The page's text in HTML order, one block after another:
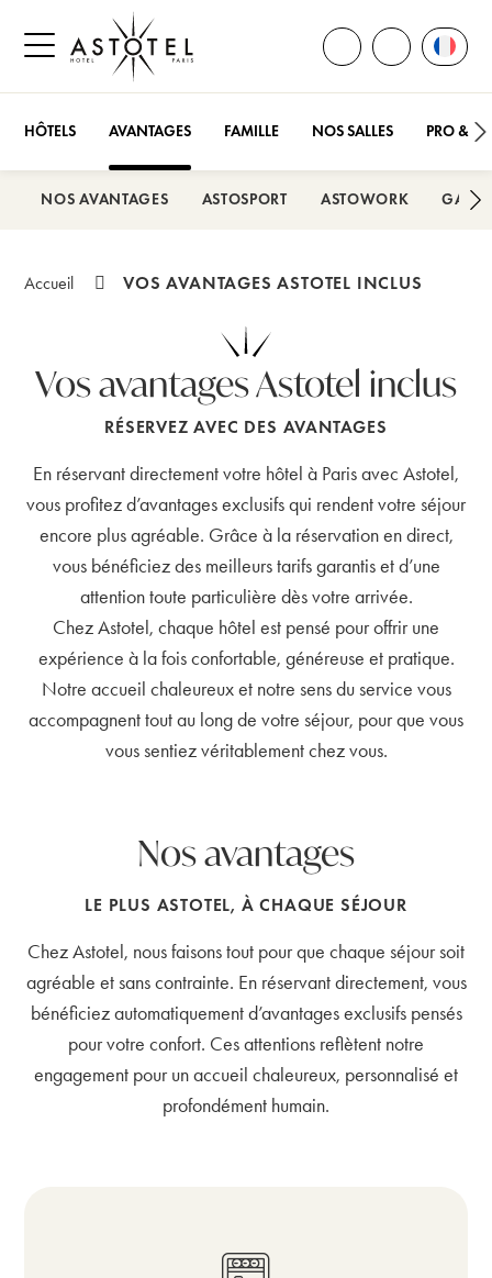
Ouvrir le menu latéral
OUVRIR TOUS LES
APPELEZ-
HÔTELS AVANTAGES FAMILLE NOS SALLES PRO &
NOS AVANTAGES ASTOSPORT ASTOWORK
Accueil VOS AVANTAGES ASTOTEL INCLUS
Vos avantages Astotel inclus
RÉSERVEZ AVEC DES AVANTAGES
En réservant directement votre hôtel à Paris avec Astotel,
vous profitez d’avantages exclusifs qui rendent votre séjour
encore plus agréable. Grâce à la réservation en direct,
vous bénéficiez des meilleurs tarifs garantis et d’une
attention toute particulière dès votre arrivée.
Chez Astotel, chaque hôtel est pensé pour offrir une
expérience à la fois confortable, généreuse et pratique.
Notre accueil chaleureux et notre sens du service vous
accompagnent tout au long de votre séjour, pour que vous
vous sentiez véritablement chez vous.
Nos avantages
LE PLUS ASTOTEL, À CHAQUE SÉJOUR
Chez Astotel, nous faisons tout pour que chaque séjour soit
agréable et sans contrainte. En réservant directement, vous
bénéficiez automatiquement d’avantages exclusifs pensés
pour votre confort. Ces attentions reflètent notre
engagement pour un accueil chaleureux, personnalisé et
profondément humain.